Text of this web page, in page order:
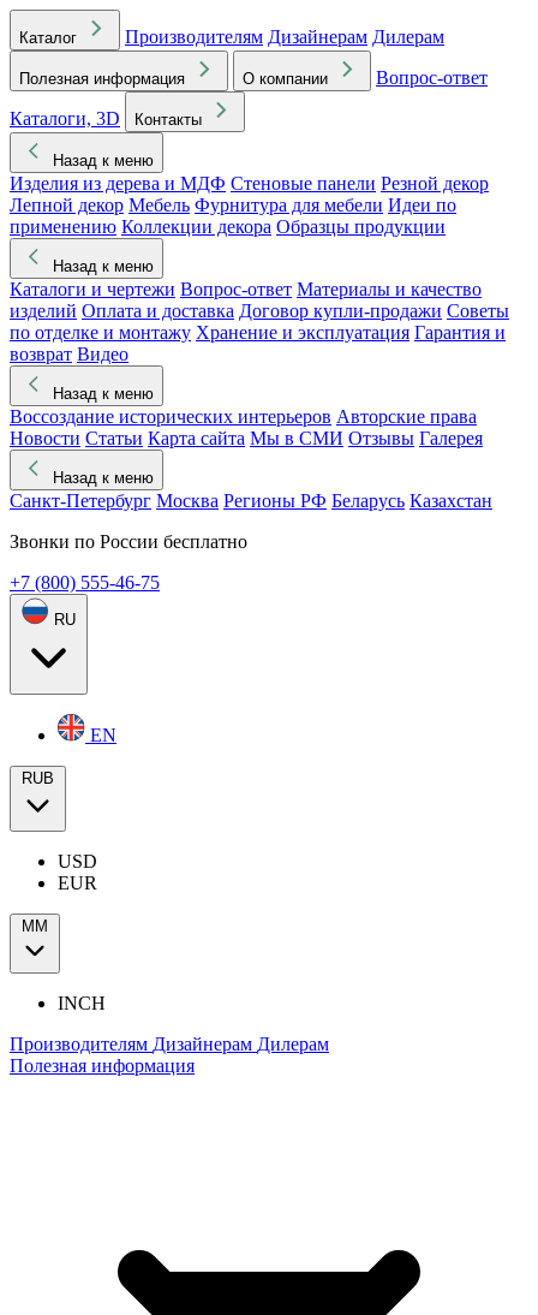
Каталог Производителям Дизайнерам Дилерам
Полезная информация О компании
Вопрос-ответ
Каталоги, 3D
Контакты
Назад к меню
Изделия из дерева и МДФ Стеновые панели Резной декор
Лепной декор Мебель Фурнитура для мебели Идеи по
применению Коллекции декора Образцы продукции
Назад к меню
Каталоги и чертежи Вопрос-ответ Материалы и качество
изделий Оплата и доставка Договор купли-продажи Советы
по отделке и монтажу Хранение и эксплуатация Гарантия и
возврат Видео
Назад к меню
Воссоздание исторических интерьеров Авторские права
Новости Статьи Карта сайта Мы в СМИ Отзывы Галерея
Назад к меню
Санкт-Петербург Москва Регионы РФ Беларусь Казахстан
Звонки по России бесплатно
+7 (800) 555-46-75
RU
EN
RUB
USD
EUR
ММ
INCH
Производителям Дизайнерам Дилерам
Полезная информация